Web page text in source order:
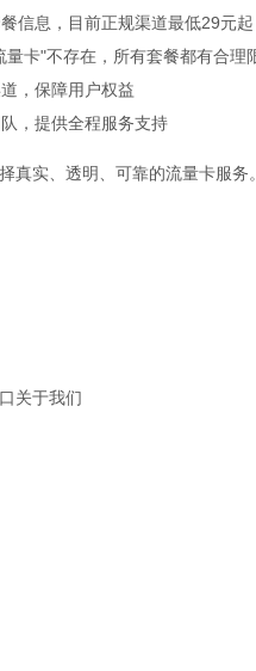
信息，目前正规渠道最低29元起
卡"不存在，所有套餐都有合理
，保障用户权益
，提供全程服务支持
真实、透明、可靠的流量卡服务
关于我们